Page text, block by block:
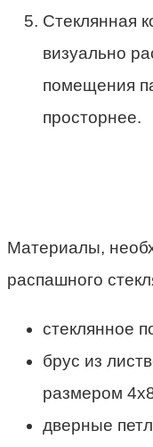
Стеклянная
визуально
помещения
просторнее.
Материалы,
распашного
стеклянное
брус из
размером
дверные